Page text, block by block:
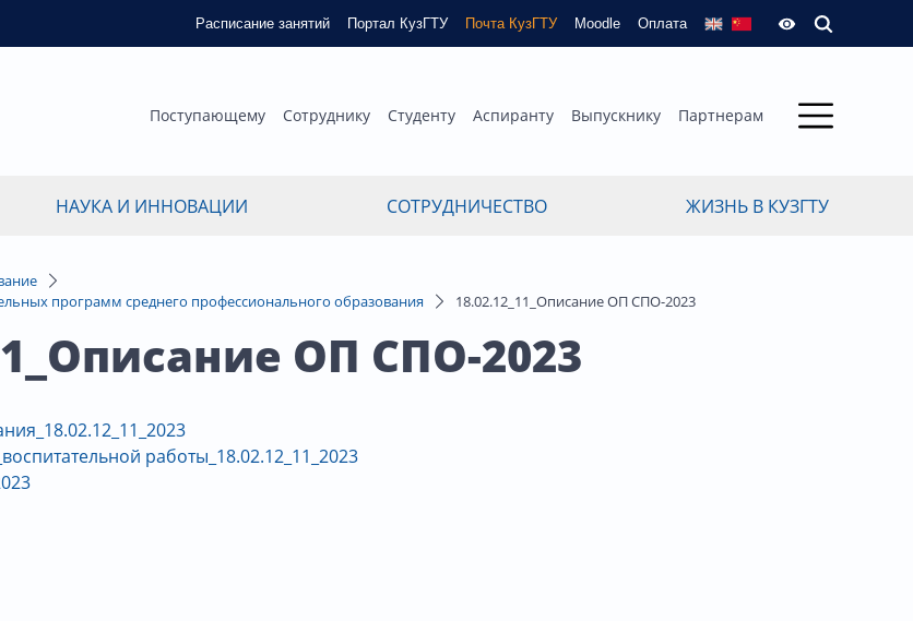
Расписание занятий Портал КузГТУ Почта КузГТУ Moodle Оплата
Поступающему Сотруднику Студенту Аспиранту Выпускнику Партнерам
НАУКА И ИННОВАЦИИ СОТРУДНИЧЕСТВО ЖИЗНЬ В КУЗГТУ
программ среднего профессионального образования
18.02.12_11_Описание ОП СПО-2023
ОП СПО-2023
работы_18.02.12_11_2023